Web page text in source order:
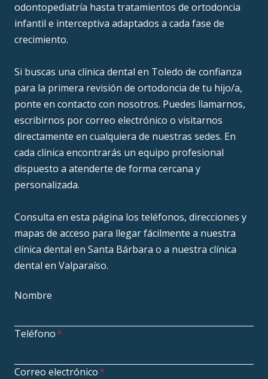
odontopediatría hasta tratamientos de ortodoncia
infantil e interceptiva adaptados a cada fase de
crecimiento.
Si buscas una clínica dental en Toledo de confianza
para la primera revisión de ortodoncia de tu hijo/a,
ponte en contacto con nosotros. Puedes llamarnos,
escribirnos por correo electrónico o visitarnos
directamente en cualquiera de nuestras sedes. En
cada clínica encontrarás un equipo profesional
dispuesto a atenderte de forma cercana y
personalizada.
Consulta en esta página los teléfonos, direcciones y
mapas de acceso para llegar fácilmente a nuestra
clínica dental en Santa Bárbara o a nuestra clínica
dental en Valparaíso.
Nombre
Teléfono*
Correo electrónico*